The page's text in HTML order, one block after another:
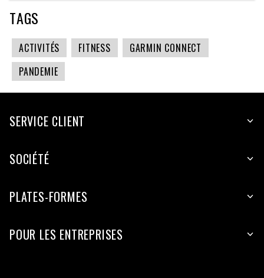
TAGS
ACTIVITÉS FITNESS
GARMIN CONNECT
PANDEMIE
SERVICE CLIENT
SOCIÉTÉ
PLATES-FORMES
POUR LES ENTREPRISES